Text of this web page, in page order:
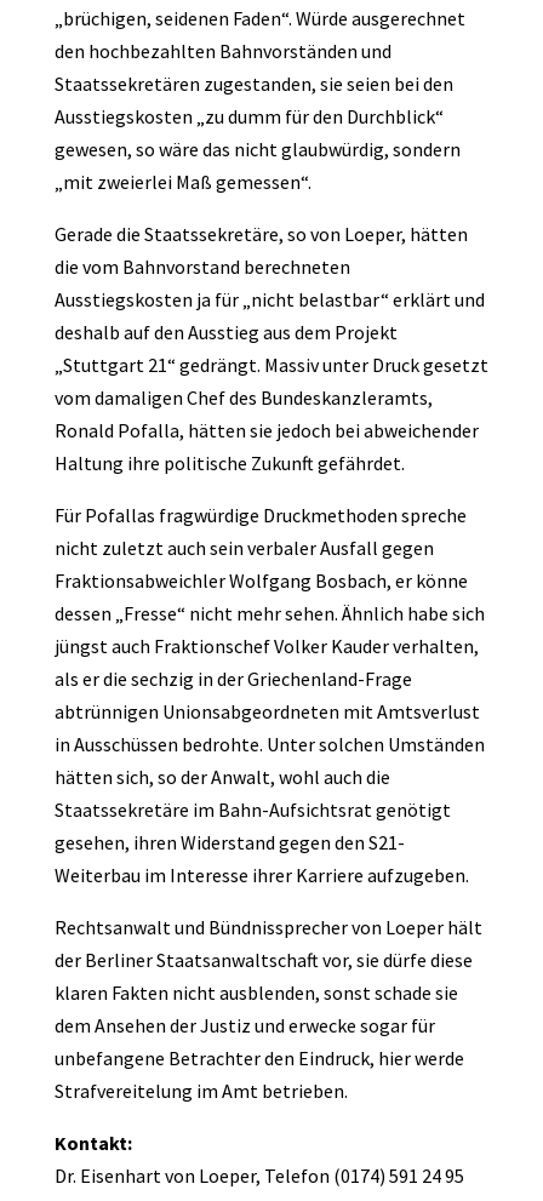
„brüchigen, seidenen Faden“. Würde ausgerechnet
den hochbezahlten Bahnvorständen und
Staatssekretären zugestanden, sie seien bei den
Ausstiegskosten „zu dumm für den Durchblick“
gewesen, so wäre das nicht glaubwürdig, sondern
„mit zweierlei Maß gemessen“.
Gerade die Staatssekretäre, so von Loeper, hätten
die vom Bahnvorstand berechneten
Ausstiegskosten ja für „nicht belastbar“ erklärt und
deshalb auf den Ausstieg aus dem Projekt
„Stuttgart 21“ gedrängt. Massiv unter Druck gesetzt
vom damaligen Chef des Bundeskanzleramts,
Ronald Pofalla, hätten sie jedoch bei abweichender
Haltung ihre politische Zukunft gefährdet.
Für Pofallas fragwürdige Druckmethoden spreche
nicht zuletzt auch sein verbaler Ausfall gegen
Fraktionsabweichler Wolfgang Bosbach, er könne
dessen „Fresse“ nicht mehr sehen. Ähnlich habe sich
jüngst auch Fraktionschef Volker Kauder verhalten,
als er die sechzig in der Griechenland-Frage
abtrünnigen Unionsabgeordneten mit Amtsverlust
in Ausschüssen bedrohte. Unter solchen Umständen
hätten sich, so der Anwalt, wohl auch die
Staatssekretäre im Bahn-Aufsichtsrat genötigt
gesehen, ihren Widerstand gegen den S21-
Weiterbau im Interesse ihrer Karriere aufzugeben.
Rechtsanwalt und Bündnissprecher von Loeper hält
der Berliner Staatsanwaltschaft vor, sie dürfe diese
klaren Fakten nicht ausblenden, sonst schade sie
dem Ansehen der Justiz und erwecke sogar für
unbefangene Betrachter den Eindruck, hier werde
Strafvereitelung im Amt betrieben.
Kontakt:
Dr. Eisenhart von Loeper, Telefon (0174) 591 24 95